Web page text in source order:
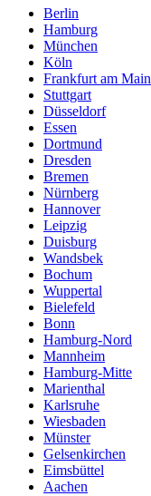
Berlin
Hamburg
München
Köln
Frankfurt am Main
Stuttgart
Düsseldorf
Essen
Dortmund
Dresden
Bremen
Nürnberg
Hannover
Leipzig
Duisburg
Wandsbek
Bochum
Wuppertal
Bielefeld
Bonn
Hamburg-Nord
Mannheim
Hamburg-Mitte
Marienthal
Karlsruhe
Wiesbaden
Münster
Gelsenkirchen
Eimsbüttel
Aachen